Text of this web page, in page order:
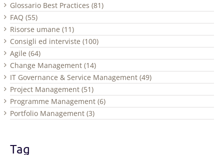
Glossario Best Practices (81)
FAQ (55)
Risorse umane (11)
Consigli ed interviste (100)
Agile (64)
Change Management (14)
IT Governance & Service Management (49)
Project Management (51)
Programme Management (6)
Portfolio Management (3)
Tag